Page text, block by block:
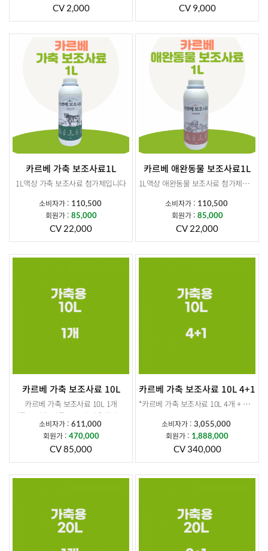
CV 2,000 CV 9,000
카르베 가축 보조사료1L
1L액상 가축 보조사료 첨가제입니다
본사교육 받으신 분들만 주문가능합니다 .
소비자가 : 110,500
회원가 : 85,000
CV 22,000
카르베 애완동물 보조사료1L
1L액상 애완동물 보조사료 첨가제입니다
소비자가 : 110,500
회원가 : 85,000
CV 22,000
카르베 가축 보조사료 10L
카르베 가축 보조사료 10L 1개
말통 뚜껑은 말통 오프너 사용하셔야 개봉됩니다.
소비자가 : 611,000
회원가 : 470,000
CV 85,000
카르베 가축 보조사료 10L 4+1
*카르베 가축 보조사료 10L 4개 + 추가증정 10L 1개 *
소비자가 : 3,055,000
회원가 : 1,888,000
CV 340,000